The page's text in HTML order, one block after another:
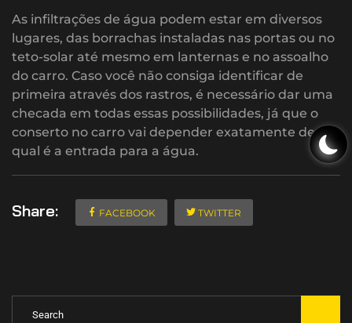
As infiltrações de água podem estar em diversos
lugares, das borrachas instaladas nas portas ou no
teto-solar até mesmo em lanternas e no assoalho
do carro. Caso você não consiga identificar de
primeira através dos rastros, é necessário dar uma
checada em todas essas possibilidades, já que o
conserto no carro vai depender exatamente de
qual é a entrada para a água.
Share: FACEBOOK TWITTER